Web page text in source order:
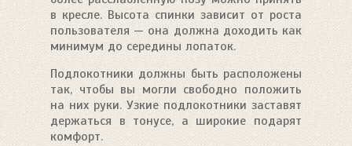
в кресле. Высота спинки зависит от роста
пользователя — она должна доходить как
минимум до середины лопаток.
Подлокотники должны быть расположены
так, чтобы вы могли свободно положить
на них руки. Узкие подлокотники заставят
держаться в тонусе, а широкие подарят
комфорт.